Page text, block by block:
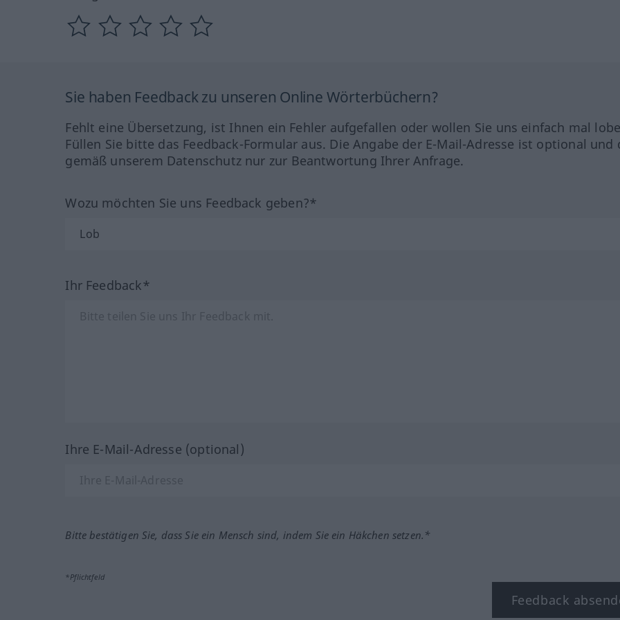
Sie haben Feedback zu unseren Online Wörterbüchern?
Fehlt eine Übersetzung, ist Ihnen ein Fehler aufgefallen oder wollen Sie uns einfach mal
Füllen Sie bitte das Feedback-Formular aus. Die Angabe der E-Mail-Adresse ist optional und
gemäß unserem Datenschutz nur zur Beantwortung Ihrer Anfrage.
Wozu möchten Sie uns Feedback geben?*
Ihr Feedback*
Ihre E-Mail-Adresse (optional)
Bitte bestätigen Sie, dass Sie ein Mensch sind, indem Sie ein Häkchen setzen.*
*Pflichtfeld
Feedback